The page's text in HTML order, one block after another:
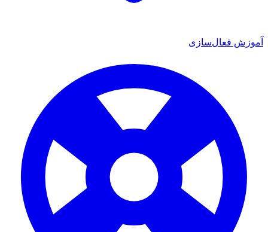
آموزش فعال‌سازی